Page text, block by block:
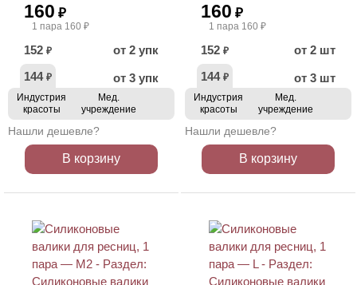
160 ₽
1 пара 160 ₽
152 ₽
от 2 упк
144 ₽ от 3 упк
Индустрия
красоты
Мед.
учреждение
Нашли дешевле?
В корзину
160 ₽
1 пара 160 ₽
152 ₽
от 2 шт
144 ₽ от 3 шт
Индустрия
красоты
Мед.
учреждение
Нашли дешевле?
В корзину